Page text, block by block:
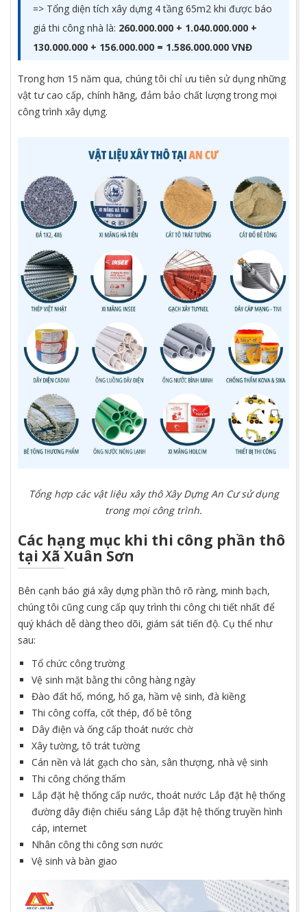
=> Tổng diện tích xây dựng 4 tầng 65m2 khi được báo
giá thi công nhà là: 260.000.000 + 1.040.000.000 +
130.000.000 + 156.000.000 = 1.586.000.000 VNĐ
Trong hơn 15 năm qua, chúng tôi chỉ ưu tiên sử dụng những
vật tư cao cấp, chính hãng, đảm bảo chất lượng trong mọi
công trình xây dựng.
Tổng hợp các vật liệu xây thô Xây Dựng An Cư sử dụng
trong mọi công trình.
Các hạng mục khi thi công phần thô
tại Xã Xuân Sơn
Bên cạnh báo giá xây dựng phần thô rõ ràng, minh bạch,
chúng tôi cũng cung cấp quy trình thi công chi tiết nhất để
quý khách dễ dàng theo dõi, giám sát tiến độ. Cụ thể như
sau:
Tổ chức công trường
Vệ sinh mặt bằng thi công hàng ngày
Đào đất hố, móng, hố ga, hầm vệ sinh, đà kiềng
Thi công coffa, cốt thép, đổ bê tông
Dây điện và ống cấp thoát nước chờ
Xây tường, tô trát tường
Cán nền và lát gạch cho sàn, sân thượng, nhà vệ sinh
Thi công chống thấm
Lắp đặt hệ thống cấp nước, thoát nước Lắp đặt hệ thống
đường dây điện chiếu sáng Lắp đặt hệ thống truyền hình
cáp, internet
Nhân công thi công sơn nước
Vệ sinh và bàn giao